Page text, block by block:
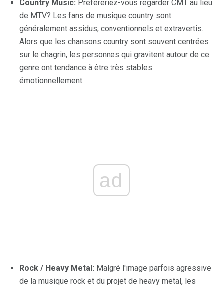
Country Music: Préféreriez-vous regarder CMT au lieu
de MTV? Les fans de musique country sont
généralement assidus, conventionnels et extravertis.
Alors que les chansons country sont souvent centrées
sur le chagrin, les personnes qui gravitent autour de ce
genre ont tendance à être très stables
émotionnellement.
ad
Rock / Heavy Metal: Malgré l'image parfois agressive
de la musique rock et du projet de heavy metal, les